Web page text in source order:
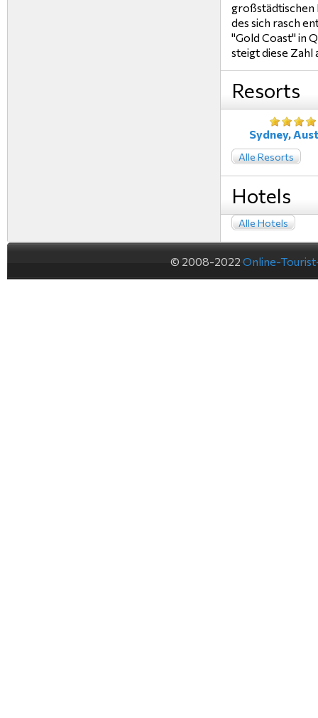
großstädtischen
des sich rasch
"Gold Coast" in
steigt diese Zahl
Resorts
Sydney,
Alle Resorts
Hotels
Alle Hotels
© 2008-2022 Online-